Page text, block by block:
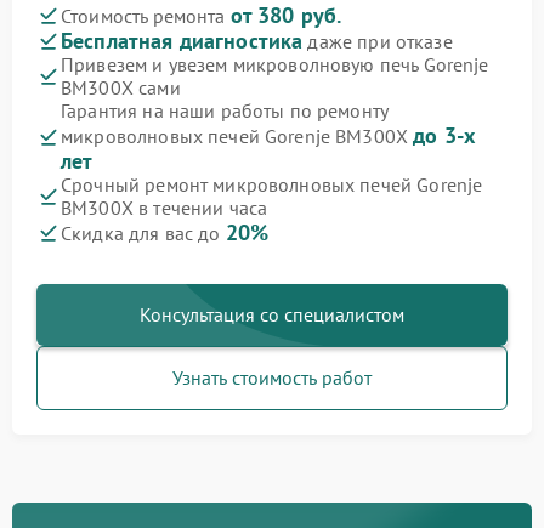
Стоимость ремонта от 380 руб.
Бесплатная диагностика даже при отказе
Привезем и увезем микроволновую печь Gorenje
BM300X сами
Гарантия на наши работы по ремонту
микроволновых печей Gorenje BM300Xдо 3-х
лет
Срочный ремонт микроволновых печей Gorenje
BM300X в течении часа
Скидка для вас до 20%
Консультация со специалистом
Узнать стоимость работ